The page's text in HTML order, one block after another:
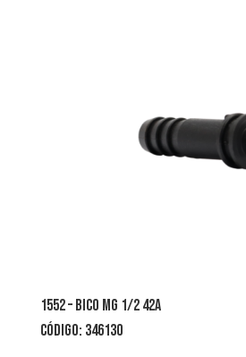
1552 – bico mg 1/2 42A
CÓDIGO: 346130